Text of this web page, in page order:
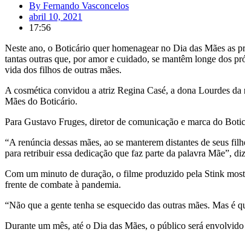
By Fernando Vasconcelos
abril 10, 2021
17:56
Neste ano, o Boticário quer homenagear no Dia das Mães as
tantas outras que, por amor e cuidado, se mantêm longe dos
vida dos filhos de outras mães.
A cosmética convidou a atriz Regina Casé, a dona Lourdes
Mães do Boticário.
Para Gustavo Fruges, diretor de comunicação e marca do
“A renúncia dessas mães, ao se manterem distantes de seus
para retribuir essa dedicação que faz parte da palavra Mãe”,
Com um minuto de duração, o filme produzido pela Stink
frente de combate à pandemia.
“Não que a gente tenha se esquecido das outras mães. Mas é
Durante um mês, até o Dia das Mães, o público será